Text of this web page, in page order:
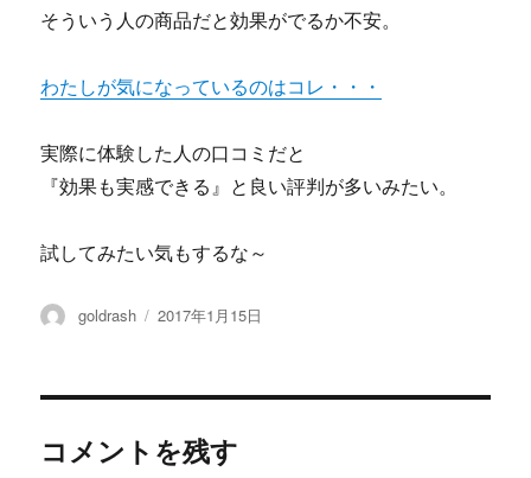
そういう人の商品だと効果がでるか不安。
わたしが気になっているのはコレ・・・
実際に体験した人の口コミだと
『効果も実感できる』と良い評判が多いみたい。
試してみたい気もするな～
投
goldrash
投
2017年1月15日
コメントを残す